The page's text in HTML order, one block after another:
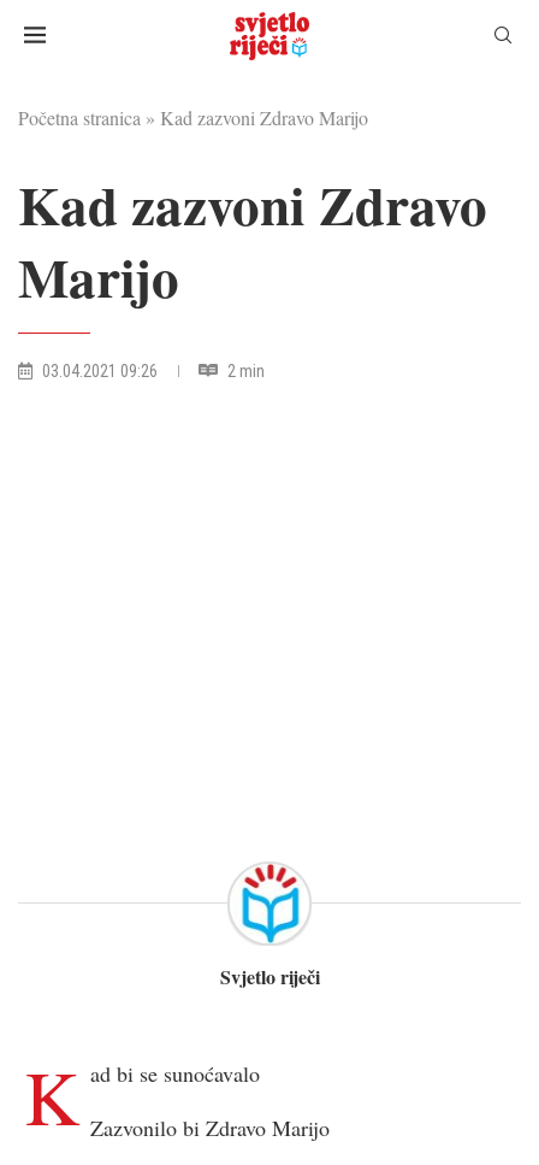
Početna stranica » Kad zazvoni Zdravo Marijo
Kad zazvoni Zdravo
Marijo
03.04.2021 09:26 2 min
Svjetlo riječi
K ad bi se sunoćavalo
Zazvonilo bi Zdravo Marijo